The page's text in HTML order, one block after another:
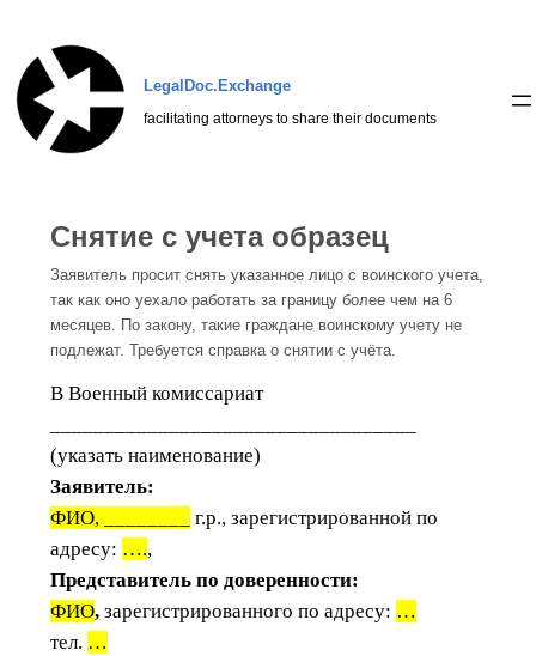
содержимому
LegalDoc.Exchange
facilitating attorneys to share their documents
Снятие с учета образец
Заявитель просит снять указанное лицо с воинского учета,
так как оно уехало работать за границу более чем на 6
месяцев. По закону, такие граждане воинскому учету не
подлежат. Требуется справка о снятии с учёта.
В Военный комиссариат
(указать наименование)
Заявитель:
ФИО, ________
г.р., зарегистрированной по
адресу: ….,
Представитель по доверенности:
ФИО, зарегистрированного по адресу: …
тел. …